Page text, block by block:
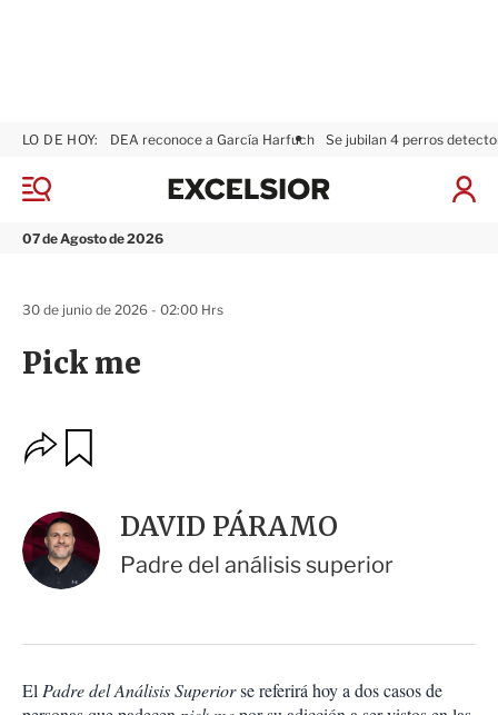
M
n
07 de Agosto de 2026
LO DE HOY: DEA reconoce a García Harfuch Se jubilan 4 perros
I
x
Pick me
30 de junio de 2026 - 02:00 Hrs
O
p
o
n
e
s
c
m
a
r
DAVID PÁRAMO
Padre del análisis superior
El Padre del Análisis Superiorse referirá hoy a dos casos de